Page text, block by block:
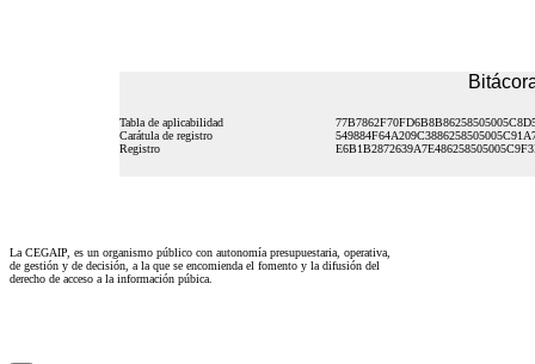
Tabla de aplicabilidad
Carátula de registro
Registro
La CEGAIP, es un organismo público con autonomía presupuestaria, operativa,
de gestión y de decisión, a la que se encomienda el fomento y la difusión del
derecho de acceso a la información púbica.